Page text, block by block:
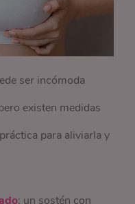
ser incómoda
existen medidas
para aliviarla y
: un sostén con